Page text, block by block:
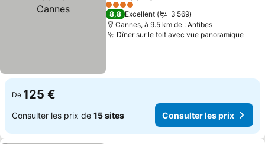
4 Étoiles
8,8 Excellent
3 569
Cannes, à 9.5 km de : Antibes
Dîner sur le toit avec vue panoramique
De 125 €
Consulter les prix de 15 sites Consulter les prix